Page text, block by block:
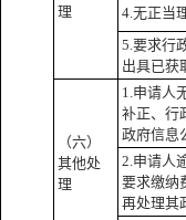
理
4.无正当
5.要求行
出具已获
（六）
其他处
理
1.申请人
补正、行
政府信息
2.申请人
要求缴纳
再处理其